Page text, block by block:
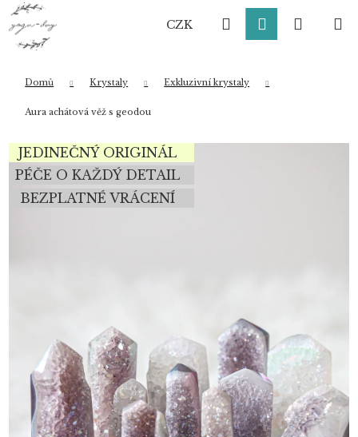
Přejít
obsah
CZK HledatPřihlášení
Domů Krystaly Exkluzivní krystaly
Aura achátová věž s geodou
JEDINEČNÝ ORIGINÁL
PÉČE O KAŽDÝ DETAIL
BEZPLATNÉ VRÁCENÍ
K
o
Zpět
Zpět
Co potřebujete najít?